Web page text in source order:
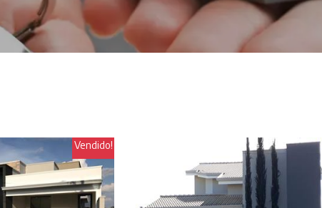
Vendido!